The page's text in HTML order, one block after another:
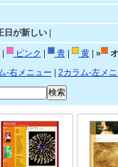
日が新しい|
| ピンク 青| 黄| »
-右メニュー
2カラム-左メ